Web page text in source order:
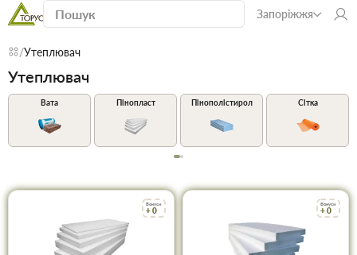
Запоріжжя
Утеплювач
Утеплювач
Вата Пінопласт Пінополістирол Сітка
Бонуси
+ 0
Бонуси
+ 0